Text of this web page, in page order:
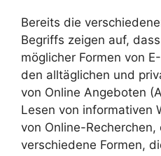
Bereits die
Begriffs zeigen auf,
möglicher Formen von
den alltäglichen und
von Online Angeboten
Lesen von informativen
von Online-
verschiedene Formen,